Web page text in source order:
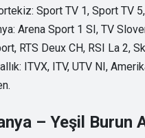
Sport TV 1, Sport TV
Arena Sport 1 SI, TV
RTS Deux CH, RSI La 2,
ITVX, ITV, UTV NI,
– Yeşil Burun